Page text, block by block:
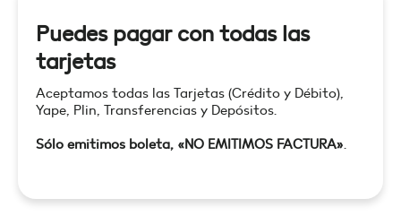
Puedes pagar con todas las
tarjetas
Aceptamos todas las Tarjetas (Crédito y Débito),
Yape, Plin, Transferencias y Depósitos.
Sólo emitimos boleta, «NO EMITIMOS FACTURA».